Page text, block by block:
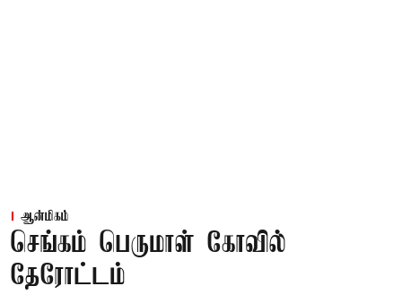
ஆன்மிகம்
செங்கம் பெருமாள் கோவில்
தேரோட்டம்